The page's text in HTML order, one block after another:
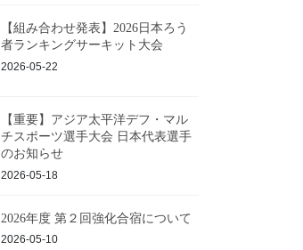
【組み合わせ発表】2026日本ろう
者ランキングサーキット大会
2026-05-22
【重要】アジア太平洋デフ・マル
チスポーツ選手大会 日本代表選手
のお知らせ
2026-05-18
2026年度 第２回強化合宿について
2026-05-10